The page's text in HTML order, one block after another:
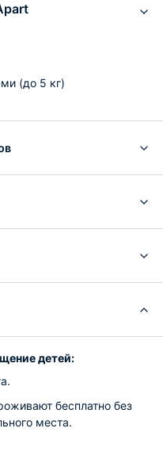
(до 5 кг)
детей:
бесплатно без
места.